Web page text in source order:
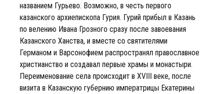
названием Гурьево. Возможно, в честь первого
казанского архиепископа Гурия. Гурий прибыл в Казань
по велению Ивана Грозного сразу после завоевания
Казанского Ханства, и вместе со святителями
Германом и Варсонофием распространял православное
христианство и создавал первые храмы и монастыри.
Переименование села происходит в XVIII веке, после
визита в Казанскую губернию императрицы Екатерины